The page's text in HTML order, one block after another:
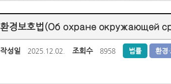
환경보호법(Об охране окружающей
작성일 2025.12.02. 조회수 8958 법률 환경